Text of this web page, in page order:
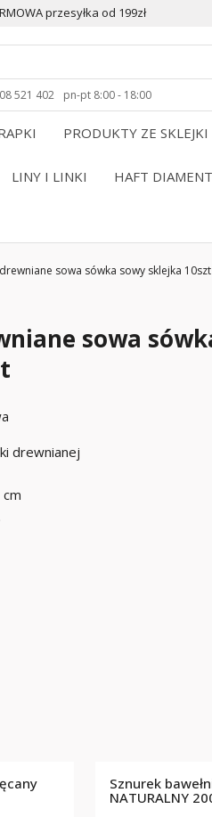
przesyłka od 199zł
521 402 pn-pt 8:00 - 18:00
PRODUKTY ZE SKLEJKI
LINY I LINKI HAFT
sowa sówka sowy sklejka 10szt
sowa
drewnianej
Sznurek
NATURALNY